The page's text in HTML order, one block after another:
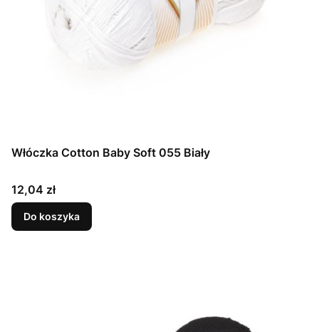
Włóczka Cotton Baby Soft 055 Biały
Cena
12,04 zł
Do koszyka